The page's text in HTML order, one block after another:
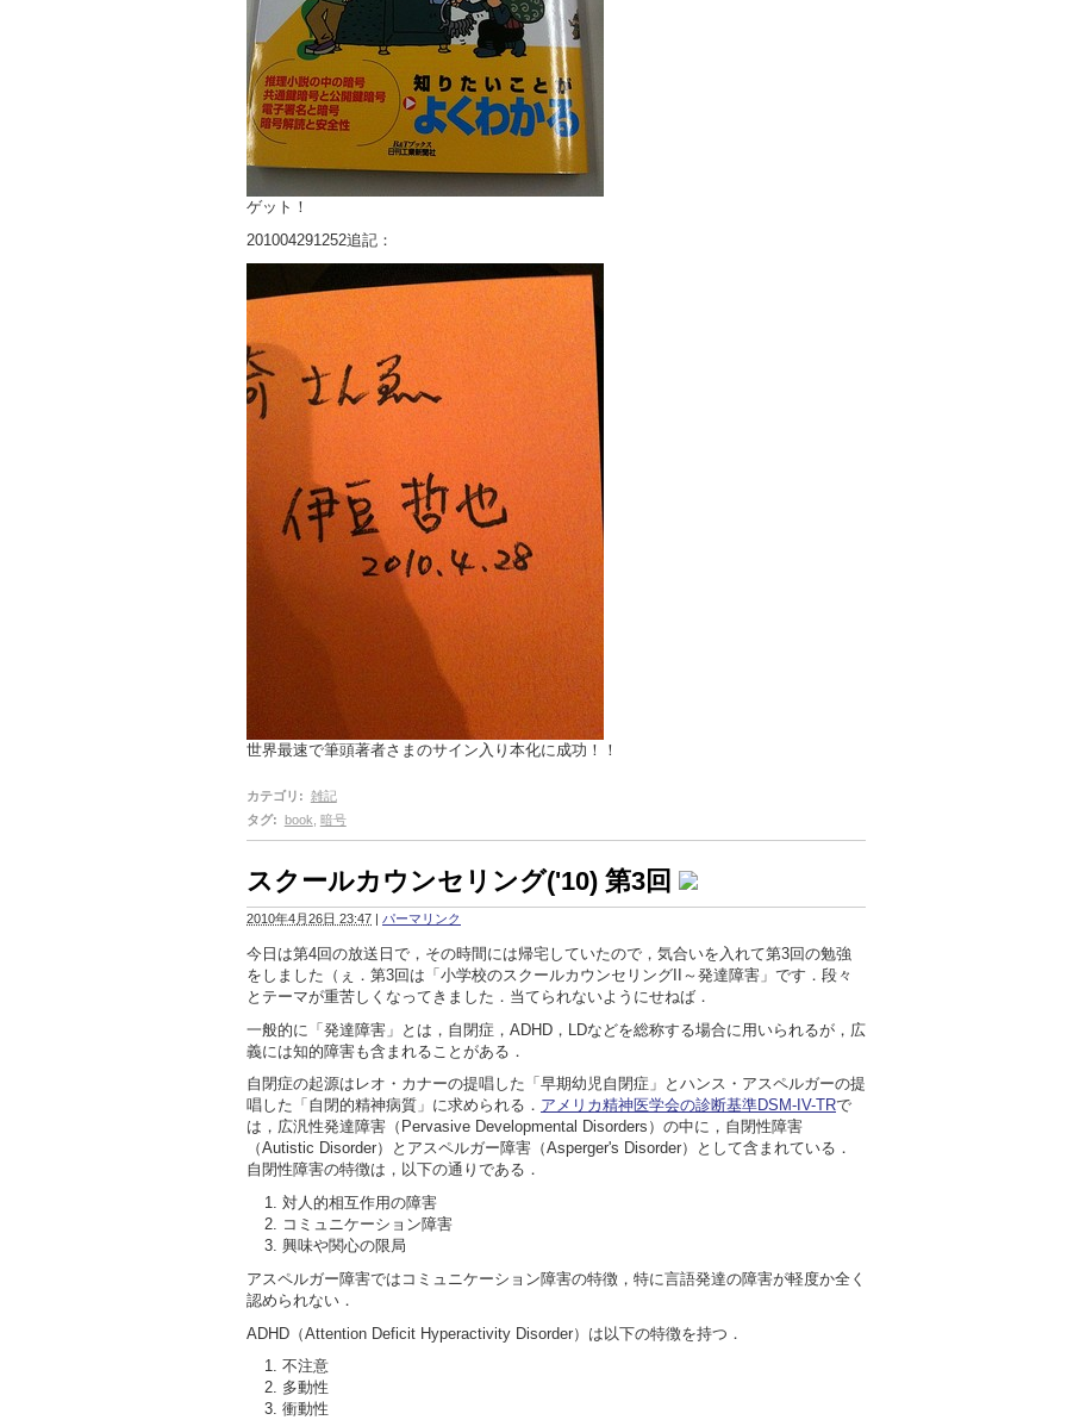
ゲット！
201004291252追記：
世界最速で筆頭著者さまのサイン入り本化に成功！！
カテゴリ : 雑記
タグ: book 暗号
スクールカウンセリング('10) 第3回
2010年4月26日 23:47 | パーマリンク
今日は第4回の放送日で，その時間には帰宅していたので，気合いを入れて第3回の勉強
をしました（ぇ．第3回は「小学校のスクールカウンセリングII～発達障害」です．段々
とテーマが重苦しくなってきました．当てられないようにせねば．
一般的に「発達障害」とは，自閉症，ADHD，LDなどを総称する場合に用いられるが，広
義には知的障害も含まれることがある．
自閉症の起源はレオ・カナーの提唱した「早期幼児自閉症」とハンス・アスペルガーの提
唱した「自閉的精神病質」に求められる． アメリカ精神医学会の診断基準DSM-IV-TRで
は，広汎性発達障害（Pervasive Developmental Disorders）の中に，自閉性障害
（Autistic Disorder）とアスペルガー障害（Asperger's Disorder）として含まれている．
自閉性障害の特徴は，以下の通りである．
対人的相互作用の障害
コミュニケーション障害
興味や関心の限局
アスペルガー障害ではコミュニケーション障害の特徴，特に言語発達の障害が軽度か全く
認められない．
ADHD（Attention Deficit Hyperactivity Disorder）は以下の特徴を持つ．
不注意
多動性
衝動性